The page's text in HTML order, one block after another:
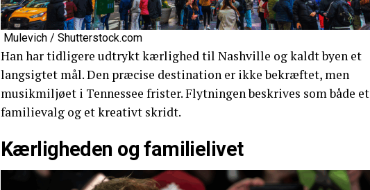
Mulevich / Shutterstock.com
Han har tidligere udtrykt kærlighed til Nashville og kaldt byen et
langsigtet mål. Den præcise destination er ikke bekræftet, men
musikmiljøet i Tennessee frister. Flytningen beskrives som både et
familievalg og et kreativt skridt.
Kærligheden og familielivet